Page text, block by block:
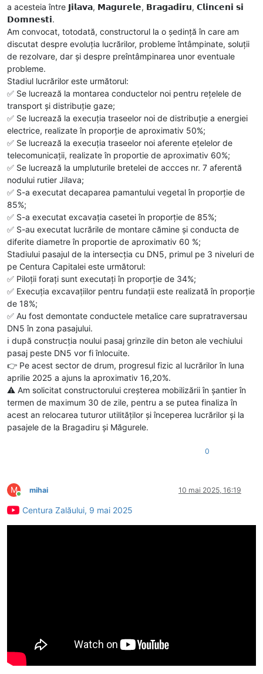
a acesteia între 𝗝𝗶𝗹𝗮𝘃𝗮, 𝗠𝗮𝗴𝘂𝗿𝗲𝗹𝗲, 𝗕𝗿𝗮𝗴𝗮𝗱𝗶𝗿𝘂, 𝗖𝗹𝗶𝗻𝗰𝗲𝗻𝗶 𝘀𝗶
𝗗𝗼𝗺𝗻𝗲𝘀𝘁𝗶.
Am convocat, totodată, constructorul la o ședință în care am
discutat despre evoluția lucrărilor, probleme întâmpinate, soluții
de rezolvare, dar și despre preîntâmpinarea unor eventuale
probleme.
Stadiul lucrărilor este următorul:
✅️ Se lucrează la montarea conductelor noi pentru rețelele de
transport și distribuție gaze;
✅️ Se lucrează la execuția traseelor noi de distribuție a energiei
electrice, realizate în proporție de aproximativ 50%;
✅️ Se lucrează la execuția traseelor noi aferente ețelelor de
telecomunicații, realizate în proportie de aproximativ 60%;
✅️ Se lucrează la umpluturile bretelei de accces nr. 7 aferentă
nodului rutier Jilava;
✅️ S-a executat decaparea pamantului vegetal în proporție de
85%;
✅️ S-a executat excavația casetei în proporție de 85%;
✅️ S-au executat lucrările de montare cămine și conducta de
diferite diametre în proportie de aproximativ 60 %;
Stadiului pasajul de la intersecția cu DN5, primul pe 3 niveluri de
pe Centura Capitalei este următorul:
✅️ Piloții forați sunt executați în proporție de 34%;
✅️ Execuția excavațiilor pentru fundații este realizată în proporție
de 18%;
✅️ Au fost demontate conductele metalice care supratraversau
DN5 în zona pasajului.
ℹ️ după construcția noului pasaj grinzile din beton ale vechiului
pasaj peste DN5 vor fi înlocuite.
👉 Pe acest sector de drum, progresul fizic al lucrărilor în luna
aprilie 2025 a ajuns la aproximativ 16,20%.
⚠️ Am solicitat constructorului creșterea mobilizării în șantier în
termen de maximum 30 de zile, pentru a se putea finaliza în
acest an relocarea tuturor utilităților și începerea lucrărilor și la
pasajele de la Bragadiru și Măgurele.
0
M
Conectat
mihai 10 mai 2025, 16:19
Centura Zalăului, 9 mai 2025